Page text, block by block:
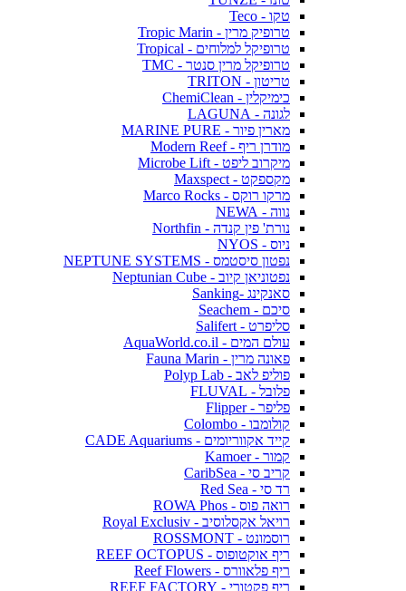
טקו - Teco
טרופיק מרין - Tropic Marin
טרופיקל למלוחים - Tropical
טרופיקל מרין סנטר - TMC
טריטון - TRITON
כימיקלין - ChemiClean
לגונה - LAGUNA
מארין פיור - MARINE PURE
מודרן ריף - Modern Reef
מיקרוב ליפט - Microbe Lift
מקספקט - Maxspect
מרקו רוקס - Marco Rocks
נווה - NEWA
נורת' פין קנדה - Northfin
ניוס - NYOS
נפטון סיסטמס - NEPTUNE SYSTEMS
נפטוניאן קיוב - Neptunian Cube
סאנקינג -Sanking
סיכם - Seachem
סליפרט - Salifert
עולם המים - AquaWorld.co.il
פאונה מרין - Fauna Marin
פוליפ לאב - Polyp Lab
פלובל - FLUVAL
פליפר - Flipper
קולומבו - Colombo
קייד אקווריומים - CADE Aquariums
קמור - Kamoer
קריב סי - CaribSea
רד סי - Red Sea
רואה פוס - ROWA Phos
רויאל אקסלוסיב - Royal Exclusiv
רוסמונט - ROSSMONT
ריף אוקטופוס - REEF OCTOPUS
ריף פלאוורס - Reef Flowers
ריף פקטורי - REEF FACTORY